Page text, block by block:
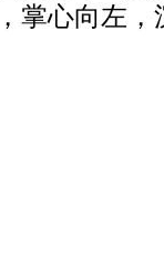
掌心向左